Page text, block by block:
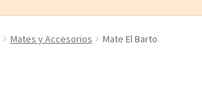
Mates y Accesorios Mate El Barto